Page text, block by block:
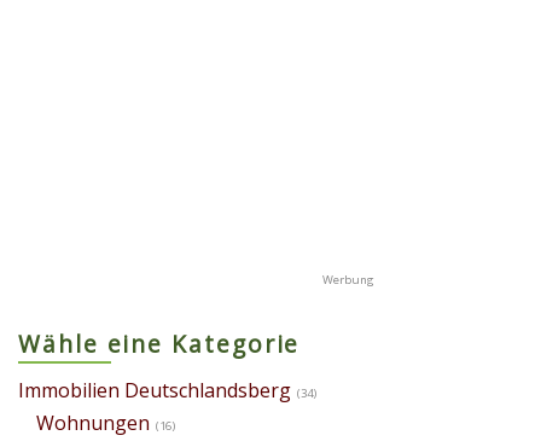
Wähle eine Kategorie
Immobilien Deutschlandsberg (34)
Wohnungen (16)